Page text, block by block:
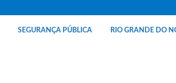
SEGURANÇA PÚBLICA RIO GRANDE DO